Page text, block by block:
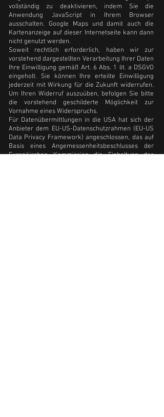
vollständig zu deaktivieren, indem Sie die
Anwendung JavaScript in Ihrem Browser
ausschalten. Google Maps und damit auch die
Kartenanzeige auf dieser Internetseite kann dann
nicht genutzt werden.
Soweit rechtlich erforderlich, haben wir zur
vorstehend dargestellten Verarbeitung Ihrer Daten
Ihre Einwilligung gemäß Art. 6 Abs. 1 lit. a DSGVO
eingeholt. Sie können Ihre erteilte Einwilligung
jederzeit mit Wirkung für die Zukunft widerrufen.
Um Ihren Widerruf auszuüben, befolgen Sie bitte
die vorstehend geschilderte Möglichkeit zur
Vornahme eines Widerspruchs.
Für Datenübermittlungen in die USA hat sich der
Anbieter dem EU-US-Datenschutzrahmen (EU-US
Data Privacy Framework) angeschlossen, das auf
Basis eines Angemessenheitsbeschlusses der
Europäischen Kommission die Einhaltung des